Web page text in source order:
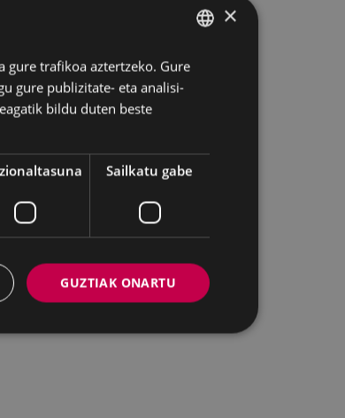
BASQUE
SPANISH
×
gure trafikoa aztertzeko. Gure
gure publizitate- eta analisi-
bildu duten beste
Sailkatu gabe
GUZTIAK ONARTU